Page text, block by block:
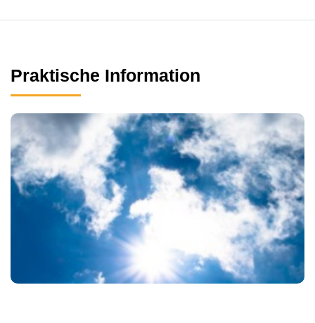
Praktische Information